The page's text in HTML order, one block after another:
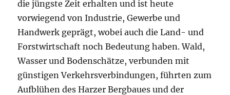
die jüngste Zeit erhalten und ist heute
vorwiegend von Industrie, Gewerbe und
Handwerk geprägt, wobei auch die Land- und
Forstwirtschaft noch Bedeutung haben. Wald,
Wasser und Bodenschätze, verbunden mit
günstigen Verkehrsverbindungen, führten zum
Aufblühen des Harzer Bergbaues und der